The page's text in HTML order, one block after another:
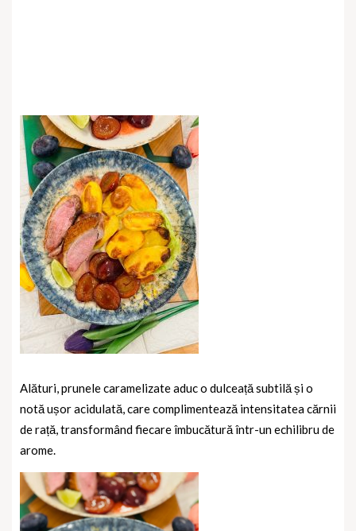
Alături, prunele caramelizate aduc o dulceață subtilă și o
notă ușor acidulată, care complimentează intensitatea cărnii
de rață, transformând fiecare îmbucătură într-un echilibru de
arome.